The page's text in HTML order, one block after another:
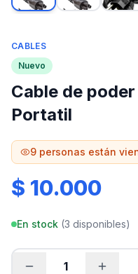
CABLES
Nuevo
Cable de
Portatil
9 personas están
$ 10.000
En stock (3 disponibles)
1